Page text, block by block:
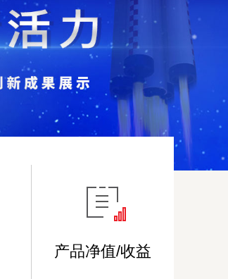
产品净值/收益